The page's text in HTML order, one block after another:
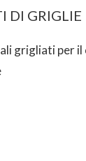
DI GRIGLIE
grigliati per